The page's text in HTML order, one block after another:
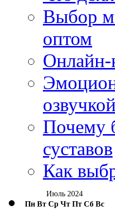
Выбор
оптом
Онлайн-
озвучкой
Почему
суставов
Как
Июль 2024
Пн Вт Ср Чт Пт Сб Вс